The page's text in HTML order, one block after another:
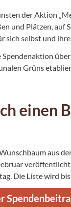
der Aktion
und Plätzen, auf
sich selbst und
Grüns
einen
aus
Die Liste wird